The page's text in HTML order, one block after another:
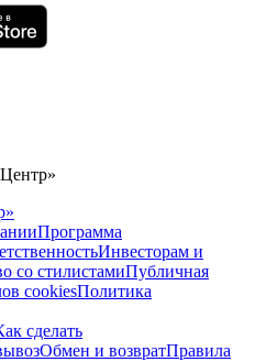
Программа
Инвесторам и
со стилистамиПубличная
cookiesПолитика
сделать
Обмен и возвратПравила